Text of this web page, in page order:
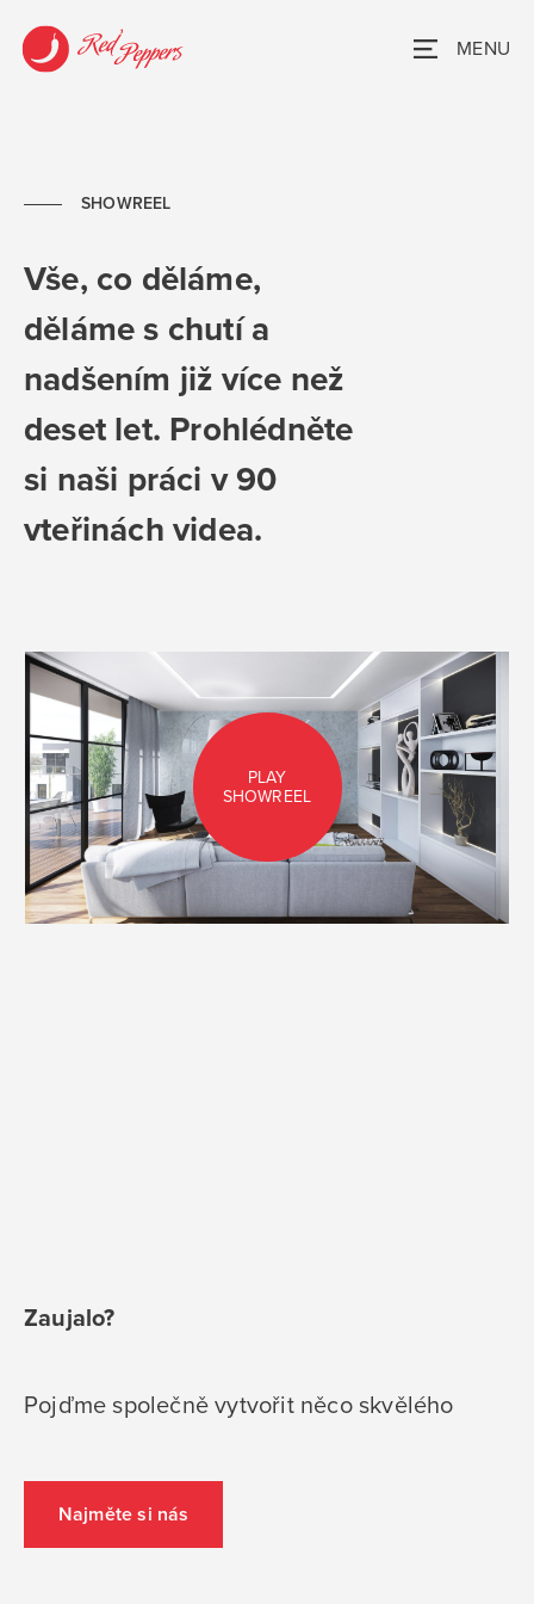
MENU
SHOWREEL
Vše, co děláme,
děláme s chutí a
nadšením již více než
deset let. Prohlédněte
si naši práci v 90
vteřinách videa.
Play Video
Play
Current Time
0:00
Duration1:33
Loaded :30.71%
Seek to live, currently playing liveLIVE
Remaining Time
1:33
PLAY
SHOWREEL
Zaujalo?
Pojďme společně vytvořit něco skvělého
Najměte si nás